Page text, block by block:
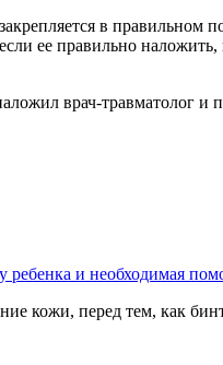
в
ее правильно
врач-травматолог
и необходимая
кожи, перед тем, как